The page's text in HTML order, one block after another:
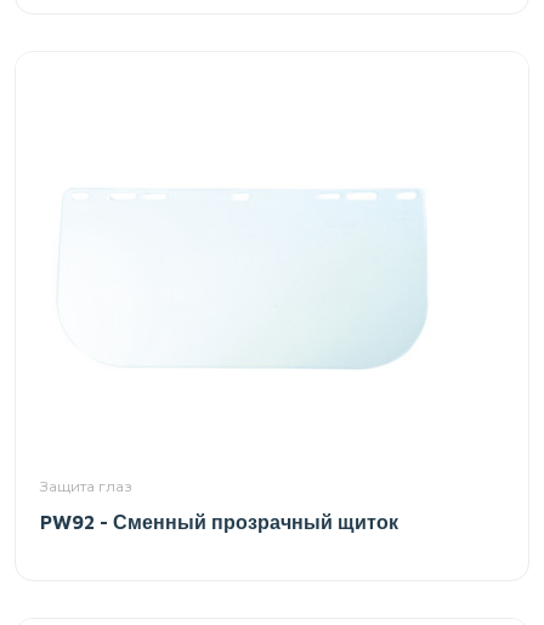
Защита глаз
PW92 - Сменный прозрачный щиток